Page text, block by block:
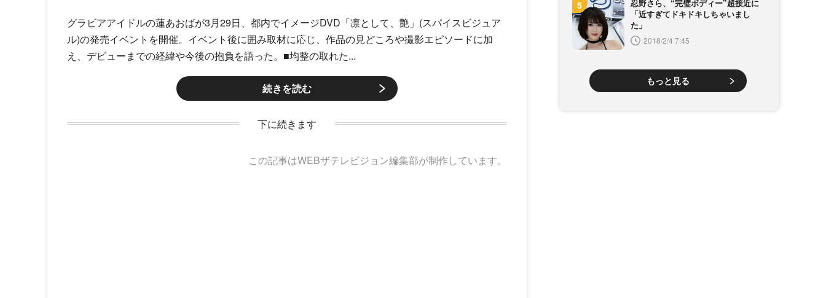
グラビアアイドルの蓮あおばが3月29日、都内でイメージDVD「凛として、艶」(スパイスビジュア
ル)の発売イベントを開催。イベント後に囲み取材に応じ、作品の見どころや撮影エピソードに加
え、デビューまでの経緯や今後の抱負を語った。■均整の取れた...
続きを読む
下に続きます
この記事はWEBザテレビジョン編集部が制作しています。
忍野さら、“完璧ボディー”超接近に
「近すぎてドキドキしちゃいまし
た」
2018/2/4 7:45
もっと見る